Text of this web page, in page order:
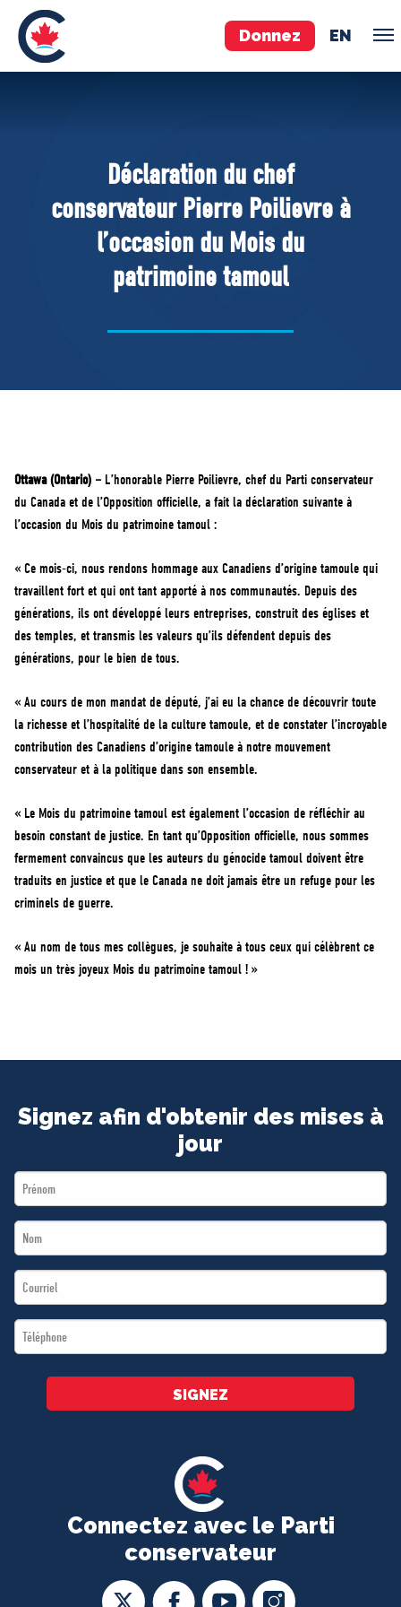
Donnez EN
Pierre Poilievre
Vos députés conservateurs
Cabinet fantôme
Exécutif national
À PROPOS
ADHÉREZ
BOUTIQUE
Déclaration du chef
conservateur Pierre Poilievre à
l’occasion du Mois du
patrimoine tamoul
Ottawa (Ontario) – L’honorable Pierre Poilievre, chef du Parti conservateur
du Canada et de l’Opposition officielle, a fait la déclaration suivante à
l’occasion du Mois du patrimoine tamoul :
« Ce mois-ci, nous rendons hommage aux Canadiens d’origine tamoule qui
travaillent fort et qui ont tant apporté à nos communautés. Depuis des
générations, ils ont développé leurs entreprises, construit des églises et
des temples, et transmis les valeurs qu’ils défendent depuis des
générations, pour le bien de tous.
« Au cours de mon mandat de député, j’ai eu la chance de découvrir toute
la richesse et l’hospitalité de la culture tamoule, et de constater l’incroyable
contribution des Canadiens d’origine tamoule à notre mouvement
conservateur et à la politique dans son ensemble.
« Le Mois du patrimoine tamoul est également l’occasion de réfléchir au
besoin constant de justice. En tant qu’Opposition officielle, nous sommes
fermement convaincus que les auteurs du génocide tamoul doivent être
traduits en justice et que le Canada ne doit jamais être un refuge pour les
criminels de guerre.
« Au nom de tous mes collègues, je souhaite à tous ceux qui célèbrent ce
mois un très joyeux Mois du patrimoine tamoul ! »
Connectez avec le Parti
conservateur
Signez afin d'obtenir des mises à
jour
First
Name
Last
Name
Email
*
Téléphone
*
SIGNEZ